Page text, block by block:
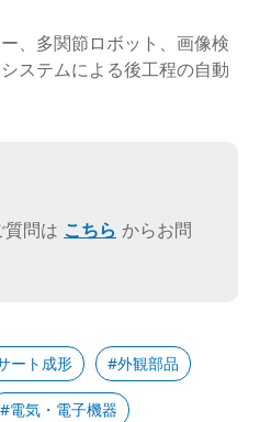
、多関節ロボット、画像検
ステムによる後工程の自動
問は こちら からお問
ート成形 外観部品
電気・電子機器